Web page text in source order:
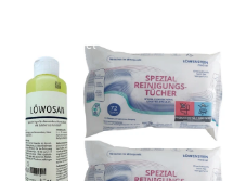
Artikelpaket